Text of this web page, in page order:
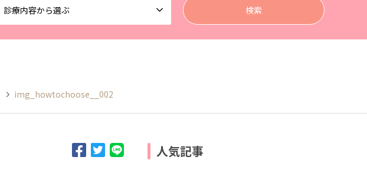
診療内容から選ぶ
img_howtochoose__002
人気記事